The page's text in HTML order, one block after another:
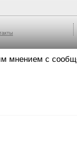
мнением с